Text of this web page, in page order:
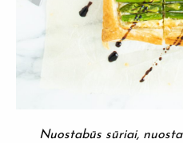
Nuostabūs sūriai,